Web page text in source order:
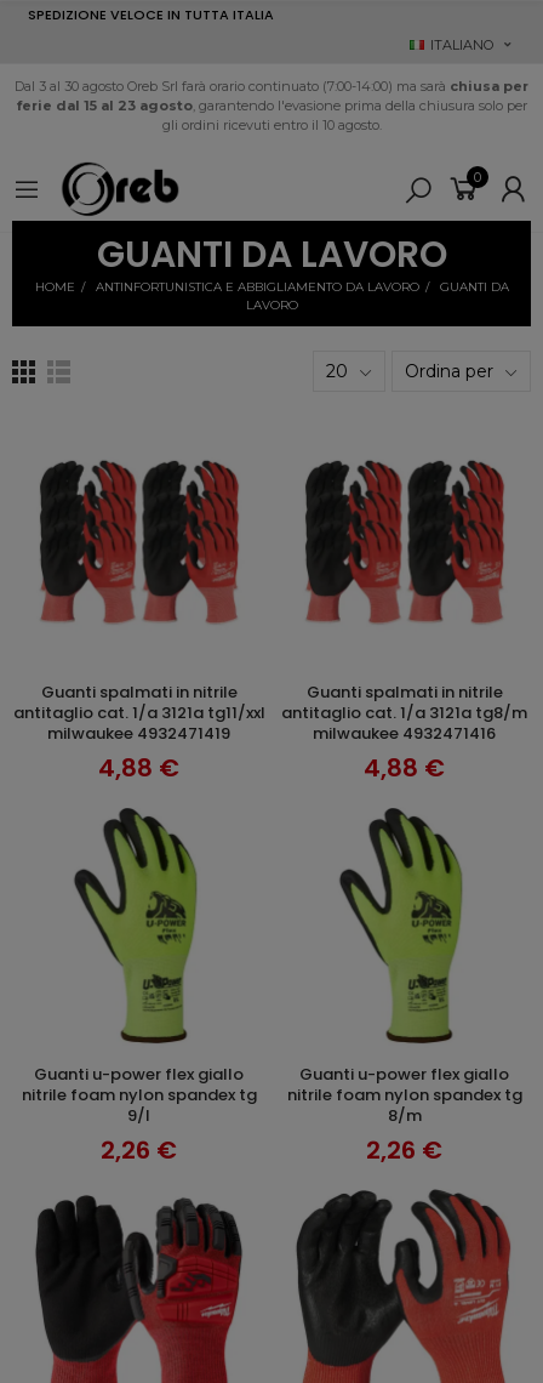
SPEDIZIONE VELOCE IN TUTTA ITALIA
ITALIANO
Dal 3 al 30 agosto Oreb Srl farà orario continuato (7:00-14:00) ma sarà chiusa per
ferie dal 15 al 23 agosto, garantendo l'evasione prima della chiusura solo per
gli ordini ricevuti entro il 10 agosto.
0
GUANTI DA LAVORO
HOME ANTINFORTUNISTICA E ABBIGLIAMENTO DA LAVORO
GUANTI DA
LAVORO
20 Ordina per
AGGIUNGI AL CARRELLO
guanti spalmati in nitrile
antitaglio cat. 1/a 3121a tg11/xxl
milwaukee 4932471419
4,88 €
AGGIUNGI AL CARRELLO
guanti spalmati in nitrile
antitaglio cat. 1/a 3121a tg8/m
milwaukee 4932471416
4,88 €
AGGIUNGI AL CARRELLO
guanti u-power flex giallo
nitrile foam nylon spandex tg
9/l
2,26 €
AGGIUNGI AL CARRELLO
guanti u-power flex giallo
nitrile foam nylon spandex tg
8/m
2,26 €